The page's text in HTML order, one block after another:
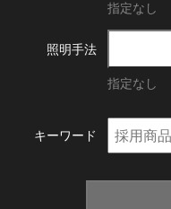
指定なし
照明手法
指定なし
キーワード